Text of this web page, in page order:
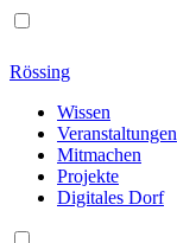
Rössing
Wissen
Veranstaltungen
Mitmachen
Projekte
Digitales Dorf